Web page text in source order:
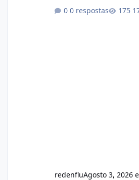
autorizado a usasr o
0 respostas
redenfluAgosto 3, 2026